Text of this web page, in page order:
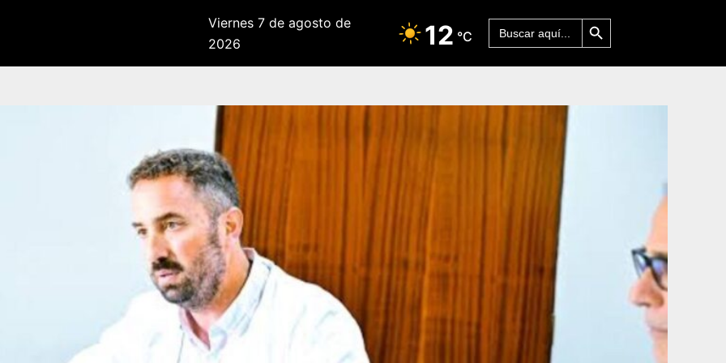
Viernes 7 de agosto de
2026
12 °C
Buscar: Botón de búsqueda